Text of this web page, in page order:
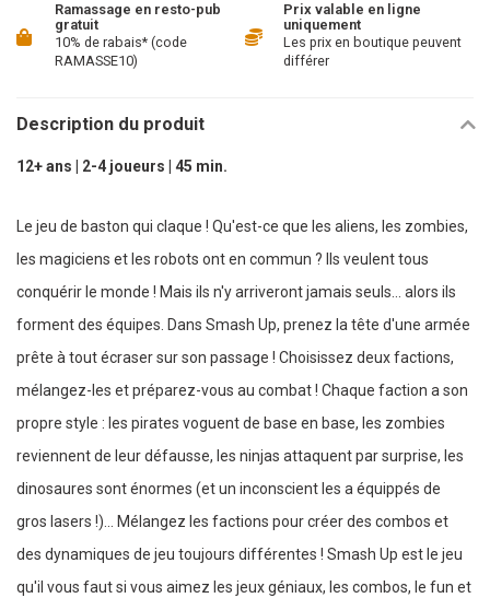
Ramassage en resto-pub
gratuit
10% de rabais* (code
RAMASSE10)
Prix valable en ligne
uniquement
Les prix en boutique peuvent
différer
Description du produit
12+ ans | 2-4 joueurs | 45 min.
Le jeu de baston qui claque ! Qu'est-ce que les aliens, les zombies,
les magiciens et les robots ont en commun ? Ils veulent tous
conquérir le monde ! Mais ils n'y arriveront jamais seuls... alors ils
forment des équipes. Dans Smash Up, prenez la tête d'une armée
prête à tout écraser sur son passage ! Choisissez deux factions,
mélangez-les et préparez-vous au combat ! Chaque faction a son
propre style : les pirates voguent de base en base, les zombies
reviennent de leur défausse, les ninjas attaquent par surprise, les
dinosaures sont énormes (et un inconscient les a équippés de
gros lasers !)... Mélangez les factions pour créer des combos et
des dynamiques de jeu toujours différentes ! Smash Up est le jeu
qu'il vous faut si vous aimez les jeux géniaux, les combos, le fun et